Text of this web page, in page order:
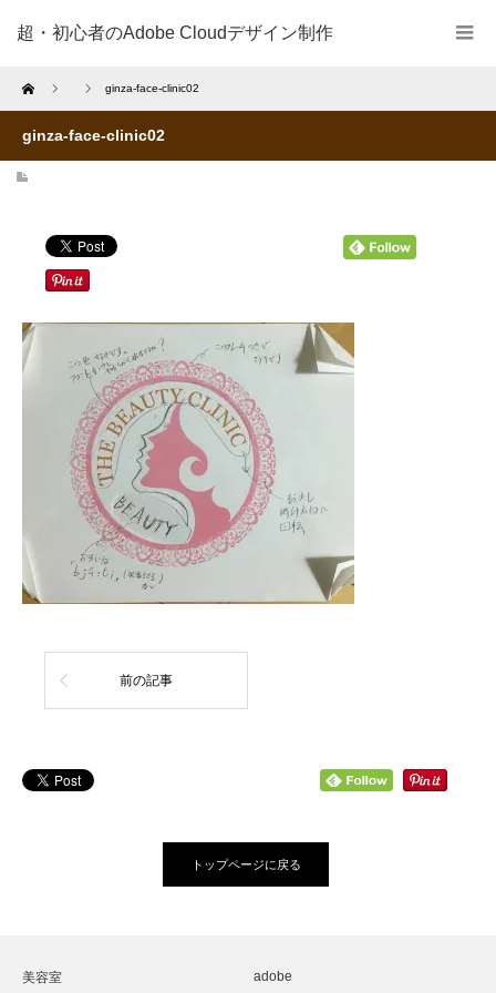
超・初心者のAdobe Cloudデザイン制作
Home ginza-face-clinic02
ginza-face-clinic02
前の記事
トップページに戻る
美容室 adobe